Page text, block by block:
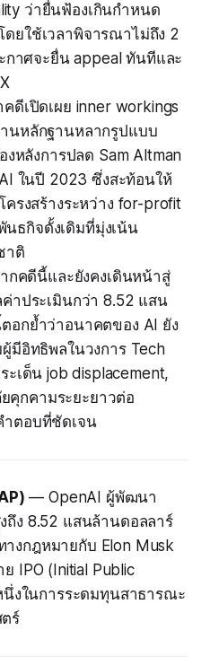
ว่ายื่นฟ้องเกินกำหนด
ยใช้เวลาพิจารณาไม่ถึง 2
กาศจะยื่น appeal ทันทีและ
ดีเปิดเผย inner workings
านหลักฐานหลากรูปแบบ
งหลังการปลด Sam Altman
ในปี 2023 ซึ่งสะท้อนให้
ครงสร้างระหว่าง for-profit
ธกิจดั้งเดิมที่มุ่งเน้น
าติ
กคดีนี้และยังคงเดินหน้าสู่
าประเมินกว่า 8.52 แสน
อกย้ำว่าอนาคตของ AI ยัง
มีอิทธิพลในวงการ Tech
เด็น job displacement,
คุกคามระยะยาวต่อ
ำตอบที่ชัดเจน
— OpenAI ผู้พัฒนา
ถึง 8.52 แสนล้านดอลลาร์
งกฎหมายกับ Elon Musk
IPO (Initial Public
งในการระดมทุนสาธารณะ
ร์